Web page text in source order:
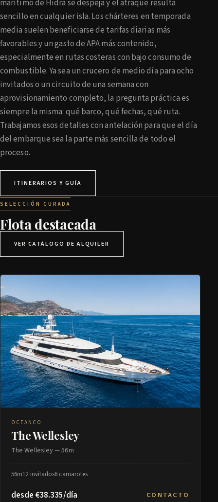
marítimo de Hidra se despeja y el atraque resulta
sencillo en cualquier isla. Los chárteres en temporada
media suelen beneficiarse de tarifas diarias más
favorables y un gasto de APA más contenido,
especialmente en rutas costeras con bajo consumo de
combustible. Ya sea un crucero de medio día para ocho
invitados o un circuito de una semana con
aprovisionamiento completo, la pregunta práctica es
siempre la misma: qué barco, qué fechas, qué ruta.
Trabajamos esos detalles con antelación para que el día
del embarque sea la parte más sencilla de todo el
proceso.
ITINERARIOS Y GUÍA
SELECCIÓN CURADA
Flota destacada
VER CATÁLOGO DE ALQUILER
OCEANCO
The Wellesley
The Wellesley — 56m
56m12 invitados6 camarotes
desde €38.335/día CONTACTO